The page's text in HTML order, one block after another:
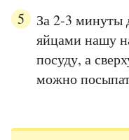
За 2-3 минуты
яйцами нашу
посуду, а
можно